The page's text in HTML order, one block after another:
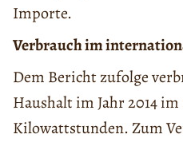
Importe.
Verbrauch im
Dem Bericht zufolge
Haushalt im Jahr 2014
Kilowattstunden. Zum